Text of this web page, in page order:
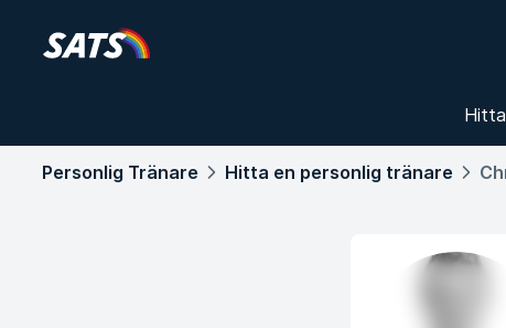
Personlig Tränare Hitta en personlig tränare